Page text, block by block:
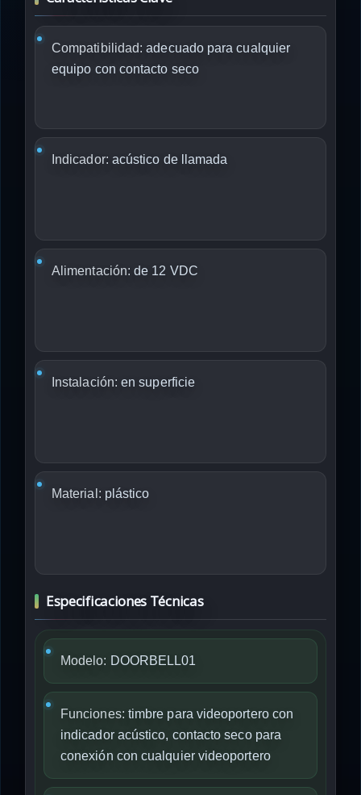
Compatibilidad: adecuado para cualquier
equipo con contacto seco
Indicador: acústico de llamada
Alimentación: de 12 VDC
Instalación: en superficie
Material: plástico
Especificaciones Técnicas
Modelo: DOORBELL01
Funciones: timbre para videoportero con
indicador acústico, contacto seco para
conexión con cualquier videoportero